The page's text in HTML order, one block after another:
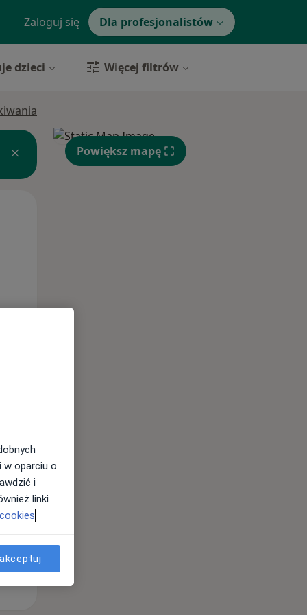
Zaloguj się Dla profesjonalistów
dzieci Więcej filtrów
Powiększ mapę
w oparciu o
i
linki